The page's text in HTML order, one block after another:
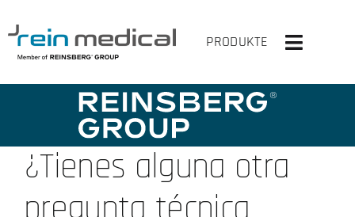
to
content
PRODUKTE
Toggle
INICIO
SOLUCIONES
¿Tienes alguna otra